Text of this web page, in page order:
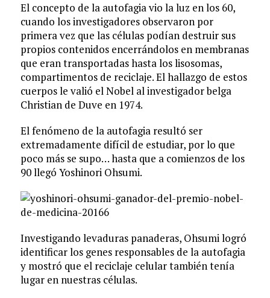
El concepto de la autofagia vio la luz en los 60,
cuando los investigadores observaron por
primera vez que las células podían destruir sus
propios contenidos encerrándolos en membranas
que eran transportadas hasta los lisosomas,
compartimentos de reciclaje. El hallazgo de estos
cuerpos le valió el Nobel al investigador belga
Christian de Duve en 1974.
El fenómeno de la autofagia resultó ser
extremadamente difícil de estudiar, por lo que
poco más se supo… hasta que a comienzos de los
90 llegó Yoshinori Ohsumi.
Investigando levaduras panaderas, Ohsumi logró
identificar los genes responsables de la autofagia
y mostró que el reciclaje celular también tenía
lugar en nuestras células.